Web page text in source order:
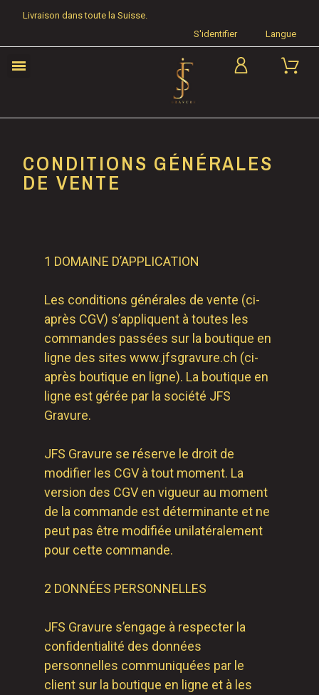
Livraison dans toute la Suisse.
S'identifier
Langue
CONDITIONS GÉNÉRALES
DE VENTE
1 DOMAINE D’APPLICATION
Les conditions générales de vente (ci-
après CGV) s’appliquent à toutes les
commandes passées sur la boutique en
ligne des sites www.jfsgravure.ch (ci-
après boutique en ligne). La boutique en
ligne est gérée par la société JFS
Gravure.
JFS Gravure se réserve le droit de
modifier les CGV à tout moment. La
version des CGV en vigueur au moment
de la commande est déterminante et ne
peut pas être modifiée unilatéralement
pour cette commande.
2 DONNÉES PERSONNELLES
JFS Gravure s’engage à respecter la
confidentialité des données
personnelles communiquées par le
client sur la boutique en ligne et à les